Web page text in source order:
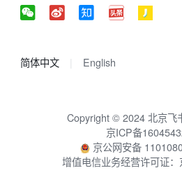
简体中文 English
Copyright © 2024 北京飞
京ICP备
京公网安备
增值电信业务经营许可证